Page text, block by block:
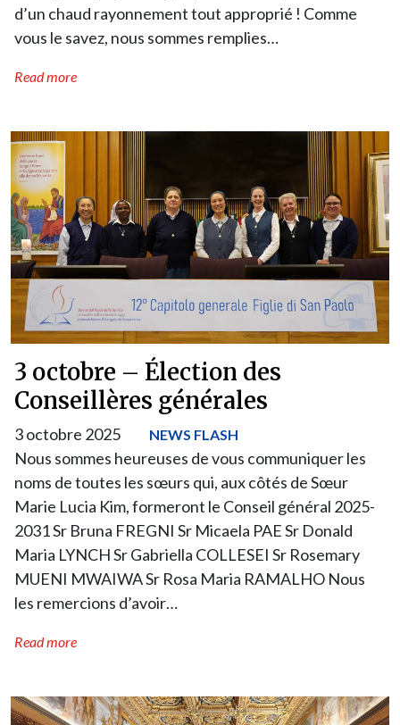
d’un chaud rayonnement tout approprié ! Comme
vous le savez, nous sommes remplies…
Read more
3 octobre – Élection des
Conseillères générales
3 octobre 2025 NEWS FLASH
Nous sommes heureuses de vous communiquer les
noms de toutes les sœurs qui, aux côtés de Sœur
Marie Lucia Kim, formeront le Conseil général 2025-
2031 Sr Bruna FREGNI Sr Micaela PAE Sr Donald
Maria LYNCH Sr Gabriella COLLESEI Sr Rosemary
MUENI MWAIWA Sr Rosa Maria RAMALHO Nous
les remercions d’avoir…
Read more